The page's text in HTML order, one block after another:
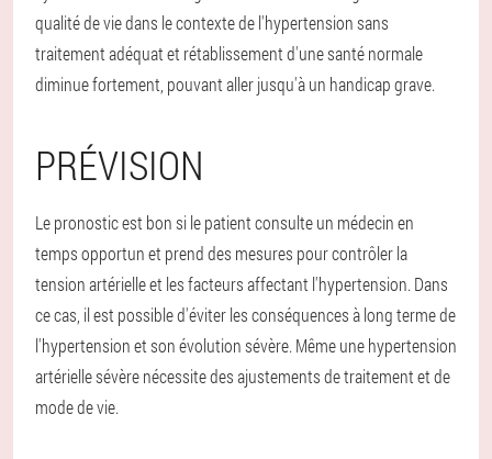
qualité de vie dans le contexte de l'hypertension sans
traitement adéquat et rétablissement d'une santé normale
diminue fortement, pouvant aller jusqu'à un handicap grave.
PRÉVISION
Le pronostic est bon si le patient consulte un médecin en
temps opportun et prend des mesures pour contrôler la
tension artérielle et les facteurs affectant l'hypertension. Dans
ce cas, il est possible d'éviter les conséquences à long terme de
l'hypertension et son évolution sévère. Même une hypertension
artérielle sévère nécessite des ajustements de traitement et de
mode de vie.